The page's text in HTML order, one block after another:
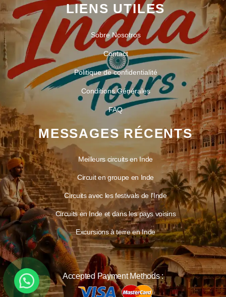
LIENS UTILES
Sobre Nosotros
Contact
Politique de confidentialité
Conditions Générales
FAQ
MESSAGES RÉCENTS
Meilleurs circuits en Inde
Circuit en groupe en Inde
Circuits avec les festivals de l’Inde
Circuits en Inde et dans les pays voisins
Excursions à terre en Inde
Accepted Payment Methods :